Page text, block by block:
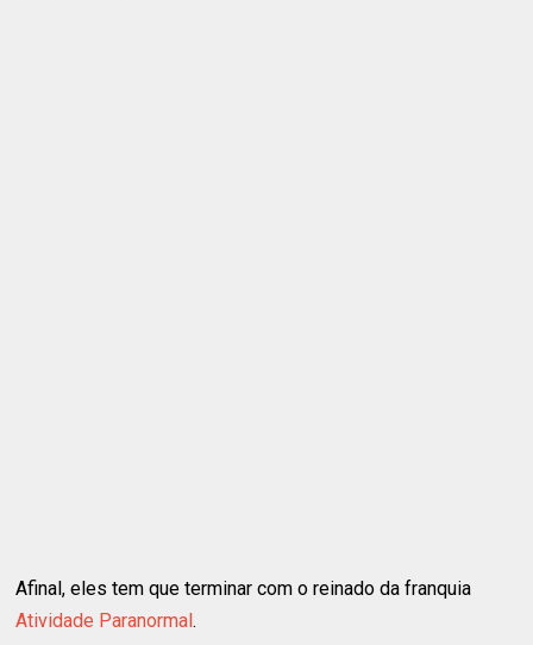
Afinal, eles tem que terminar com o reinado da franquia
Atividade Paranormal.